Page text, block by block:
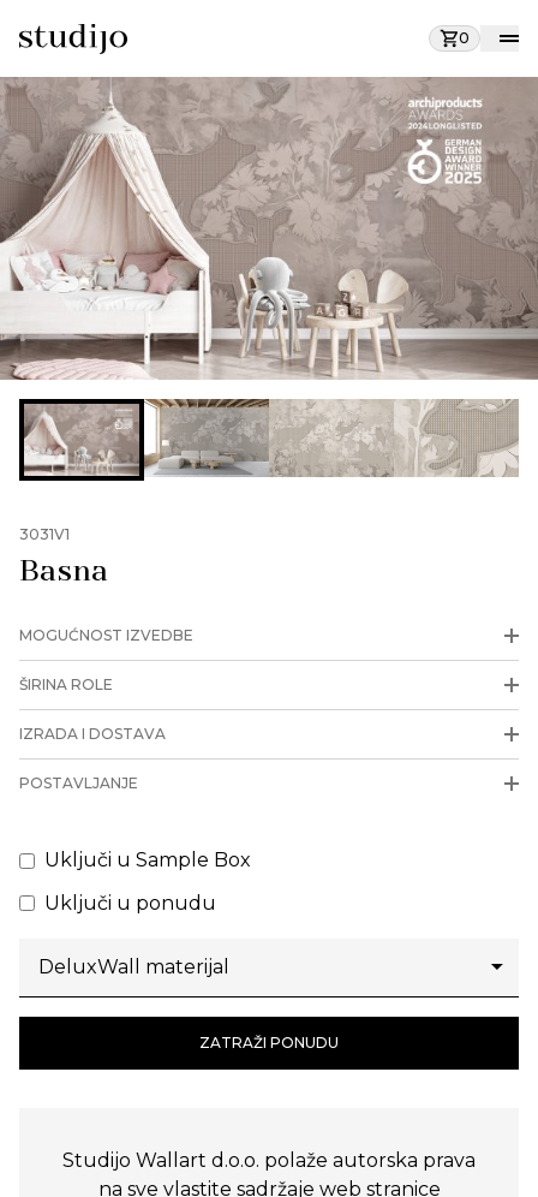
0
3031V1
Basna
MOGUĆNOST IZVEDBE
ŠIRINA ROLE
IZRADA I DOSTAVA
POSTAVLJANJE
Uključi u Sample Box
Uključi u ponudu
ZATRAŽI PONUDU
Studijo Wallart d.o.o. polaže autorska prava
na sve vlastite sadržaje web stranice